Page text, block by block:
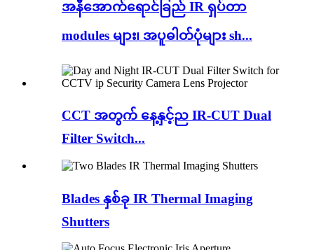
အနီအောက်ရောင်ခြည် IR ရှပ်တာ
modules များ၊ အပူဓါတ်ပုံများ sh...
CCT အတွက် နေ့နှင့်ည IR-CUT Dual
Filter Switch...
Blades နှစ်ခု IR Thermal Imaging
Shutters